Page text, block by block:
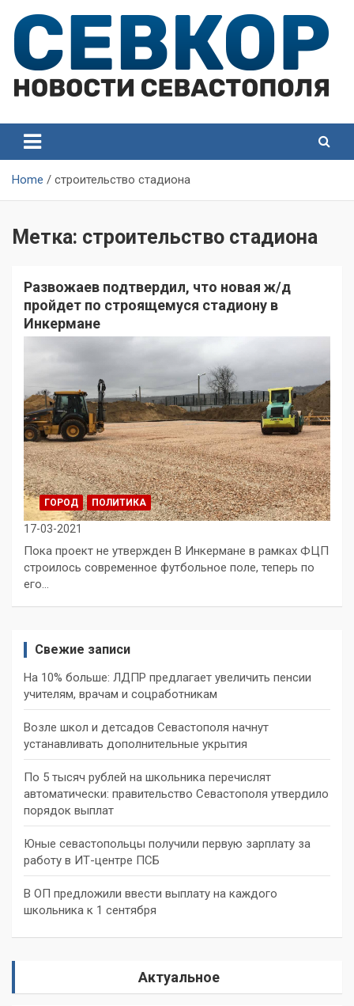
content
Севастополя
Севастополя
Home строительство стадиона
Метка: строительство стадиона
Развожаев подтвердил, что новая ж/д
пройдет по строящемуся стадиону в
Инкермане
ГОРОД ПОЛИТИКА
17-03-2021
Пока проект не утвержден В Инкермане в рамках ФЦП
строилось современное футбольное поле, теперь по
его…
Свежие записи
На 10% больше: ЛДПР предлагает увеличить пенсии
учителям, врачам и соцработникам
Возле школ и детсадов Севастополя начнут
устанавливать дополнительные укрытия
По 5 тысяч рублей на школьника перечислят
автоматически: правительство Севастополя утвердило
порядок выплат
Юные севастопольцы получили первую зарплату за
работу в ИТ-центре ПСБ
В ОП предложили ввести выплату на каждого
школьника к 1 сентября
Актуальное